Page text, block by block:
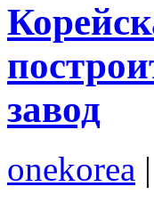
завод
onekorea |